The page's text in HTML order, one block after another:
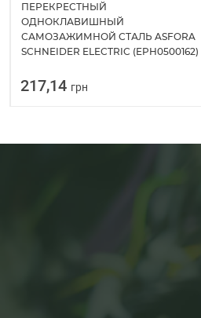
ПЕРЕКРЕСТНЫЙ
ОДНОКЛАВИШНЫЙ
САМОЗАЖИМНОЙ СТАЛЬ ASFORA
SCHNEIDER ELECTRIC (EPH0500162)
217,14 грн